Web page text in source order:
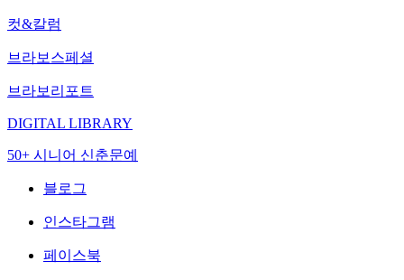
컷&칼럼
브라보스페셜
브라보리포트
DIGITAL LIBRARY
50+ 시니어 신춘문예
블로그
인스타그램
페이스북